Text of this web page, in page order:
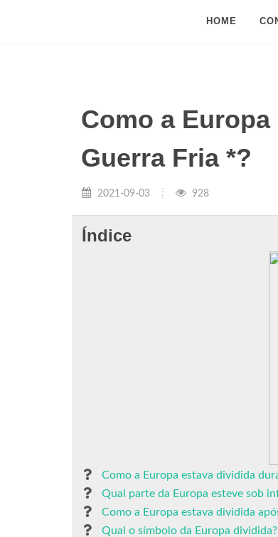
HOME
Como a
Guerra Fria *?
2021-09-03 928
Índice
Como a Europa estava dividida
Qual parte da Europa esteve sob
Como a Europa estava dividida
Qual o símbolo da Europa dividida?